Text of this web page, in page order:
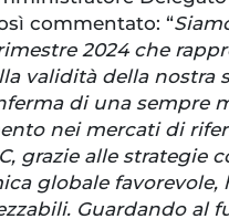
commentato: “
2024 che
validità della nostra
di una sempre
nei mercati di
grazie alle strategie
globale favorevole,
Guardando al